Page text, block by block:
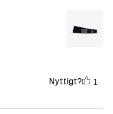
Nyttigt? 1